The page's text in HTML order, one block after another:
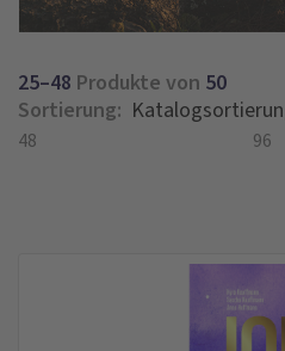
25–48 Produkte von 50
Sortierung:
48
96